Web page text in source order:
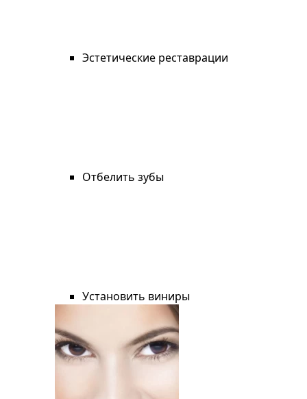
Эстетические реставрации
Отбелить зубы
Установить виниры